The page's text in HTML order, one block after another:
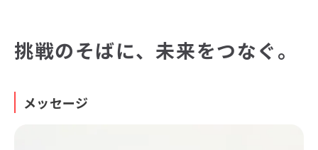
挑戦のそばに、未来をつなぐ。
メッセージ